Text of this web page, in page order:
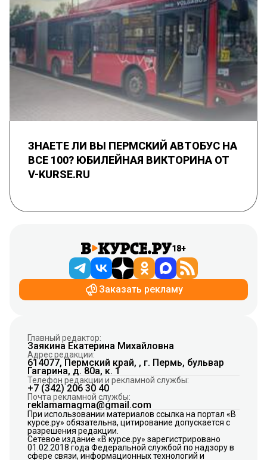
ЗНАЕТЕ ЛИ ВЫ ПЕРМСКИЙ АВТОБУС НА
ВСЕ 100? ЮБИЛЕЙНАЯ ВИКТОРИНА ОТ
V-KURSE.RU
18+
Заказать рекламу
Главный редактор:
Заякина Екатерина Михайловна
Адрес редакции:
614077, Пермский край, , г. Пермь, бульвар
Гагарина, д. 80а, к. 1
Телефон редакции и рекламной службы:
+7 (342) 206 30 40
Почта рекламной службы:
reklamamagma@gmail.com
При использовании материалов ссылка на портал «В
курсе.ру» обязательна, цитирование допускается с
разрешения редакции.
Сетевое издание «В курсе.ру» зарегистрировано
01.02.2018 года Федеральной службой по надзору в
сфере связи, информационных технологий и